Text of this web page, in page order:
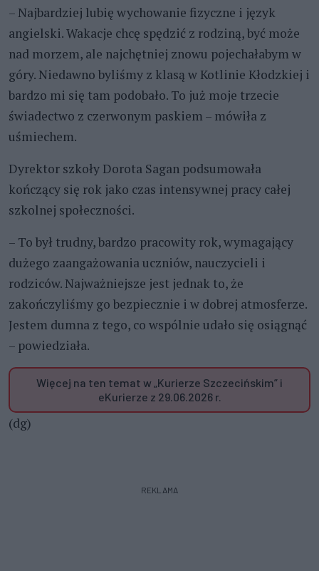
– Najbardziej lubię wychowanie fizyczne i język
angielski. Wakacje chcę spędzić z rodziną, być może
nad morzem, ale najchętniej znowu pojechałabym w
góry. Niedawno byliśmy z klasą w Kotlinie Kłodzkiej i
bardzo mi się tam podobało. To już moje trzecie
świadectwo z czerwonym paskiem – mówiła z
uśmiechem.
Dyrektor szkoły Dorota Sagan podsumowała
kończący się rok jako czas intensywnej pracy całej
szkolnej społeczności.
– To był trudny, bardzo pracowity rok, wymagający
dużego zaangażowania uczniów, nauczycieli i
rodziców. Najważniejsze jest jednak to, że
zakończyliśmy go bezpiecznie i w dobrej atmosferze.
Jestem dumna z tego, co wspólnie udało się osiągnąć
– powiedziała.
Więcej na ten temat w „Kurierze Szczecińskim” i
eKurierze z 29.06.2026 r.
(dg)
REKLAMA